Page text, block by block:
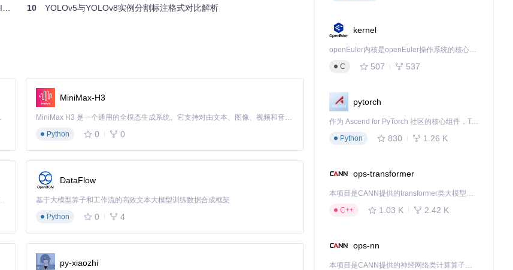
对象检测解决方案，那么packaged ultralytics/yolov5绝对值得你的关注和尝
10 YOLOv5与YOLOv8实例分割标注格式对比解析
Built in Rust for speed. Get Started
MiniMax-H3
MiniMax H3 是一个通用的全模态生成系统。它支持对由文本、图像、视频和音频组成的多模态上下文进行统一理解，并能生成分辨率高达 2K、时长可达 15 秒的带原生立体声音频的视频。得益于面向任务泛化的系统设计，H3 在预训练阶段就已具备广泛的多模态上下文理解与生成能力，能够出色地执行复杂的多模态指令。
Python
0 0
MoE）模型，具备原生视觉理解能力，并支持 100 万 token 的上下文窗口。
DataFlow
基于大模型算子和工作流的高效文本大模型训练数据合成框架
Python
0 4
py-xiaozhi
kernel
openEuler内核是openEuler操作系统的核心，既是系统性能与稳定性的基石，也是连接处理器、设备与服务的桥梁。
C
507 537
pytorch
作为 Ascend for PyTorch 社区的核心组件，TorchNPU 是昇腾专为 PyTorch 打造的深度学习适配插件，使 PyTorch 框架能够直接调用昇腾 NPU，为开发者提供昇腾 AI 处理器的超强算力。
Python
830 1.26 K
ops-transformer
本项目是CANN提供的transformer类大模型算子库，实现网络在NPU上加速计算。
C++
1.03 K 2.42 K
ops-nn
本项目是CANN提供的神经网络类计算算子库，实现网络在NPU上加速计算。